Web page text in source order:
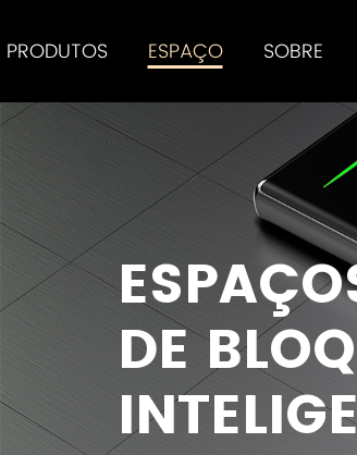
PRODUTOS ESPAÇO SOBRE
DE